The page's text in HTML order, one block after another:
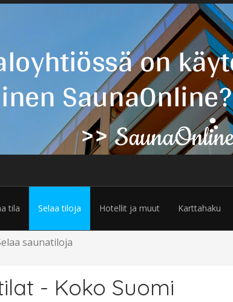
tila Selaa tiloja Hotellit ja muut Karttahaku
saunatiloja
- Koko Suomi